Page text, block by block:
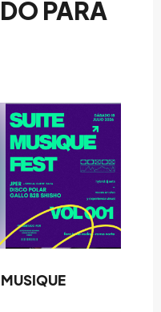
PARA
MUSIQUE